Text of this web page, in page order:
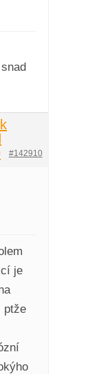
#142910
je
ptže